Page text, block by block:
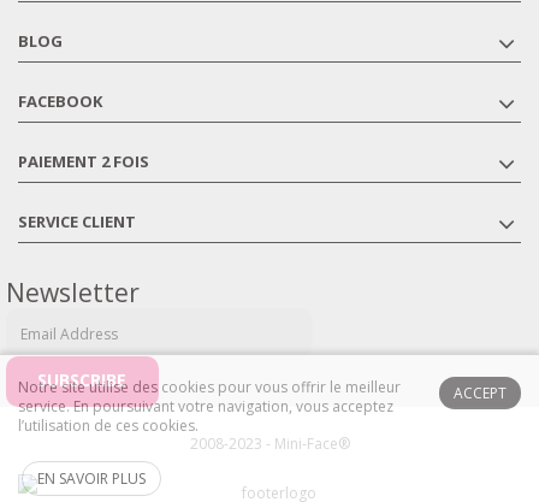
BLOG
FACEBOOK
PAIEMENT 2 FOIS
SERVICE CLIENT
Newsletter
2008-2023 - Mini-Face®
ACCEPT
Notre site utilise des cookies pour vous offrir le meilleur
service. En poursuivant votre navigation, vous acceptez
l’utilisation de ces cookies.
EN SAVOIR PLUS